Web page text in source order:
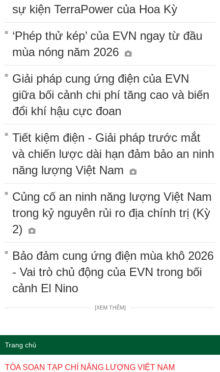
sự kiện TerraPower của Hoa Kỳ
‘Phép thử kép’ của EVN ngay từ đầu
mùa nóng năm 2026
Giải pháp cung ứng điện của EVN
giữa bối cảnh chi phí tăng cao và biến
đổi khí hậu cực đoan
Tiết kiệm điện - Giải pháp trước mắt
và chiến lược dài hạn đảm bảo an ninh
năng lượng Việt Nam
Củng cố an ninh năng lượng Việt Nam
trong kỷ nguyên rủi ro địa chính trị (Kỳ
2)
Bảo đảm cung ứng điện mùa khô 2026
- Vai trò chủ động của EVN trong bối
cảnh El Nino
[XEM THÊM]
Trang chủ
TÒA SOẠN TẠP CHÍ NĂNG LƯỢNG VIỆT NAM